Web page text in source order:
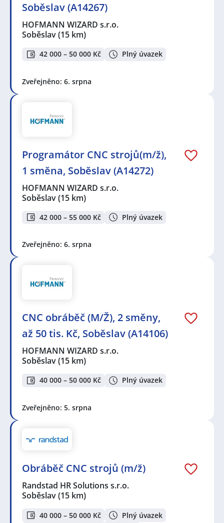
Soběslav (A14267)
HOFMANN WIZARD s.r.o.
Soběslav(15 km)
42 000 – 50 000 Kč Plný úvazek
Zveřejněno: 6. srpna
Programátor CNC strojů(m/ž),
1 směna, Soběslav (A14272)
HOFMANN WIZARD s.r.o.
Soběslav(15 km)
42 000 – 55 000 Kč Plný úvazek
Zveřejněno: 6. srpna
CNC obráběč (M/Ž), 2 směny,
až 50 tis. Kč, Soběslav (A14106)
HOFMANN WIZARD s.r.o.
Soběslav(15 km)
40 000 – 50 000 Kč Plný úvazek
Zveřejněno: 5. srpna
Obráběč CNC strojů (m/ž)
Randstad HR Solutions s.r.o.
Soběslav(15 km)
40 000 – 50 000 Kč
Plný úvazek